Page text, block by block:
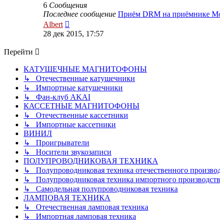
6 Сообщения
Последнее сообщение Приём DRM на приёмнике
Albert
к
последнему
28 дек 2015, 17:57
Перейти
КАТУШЕЧНЫЕ МАГНИТОФОНЫ
↳ Отечественные катушечники
↳ Импортные катушечники
↳ Фан-клуб AKAI
КАССЕТНЫЕ МАГНИТОФОНЫ
↳ Отечественные кассетники
↳ Импортные кассетники
ВИНИЛ
↳ Проигрыватели
↳ Носители звукозаписи
ПОЛУПРОВОДНИКОВАЯ ТЕХНИКА
↳ Полупроводниковая техника отечественного
↳ Полупроводниковая техника импортного
↳ Самодельная полупроводниковая техника
ЛАМПОВАЯ ТЕХНИКА
↳ Отечественная ламповая техника
↳ Импортная ламповая техника